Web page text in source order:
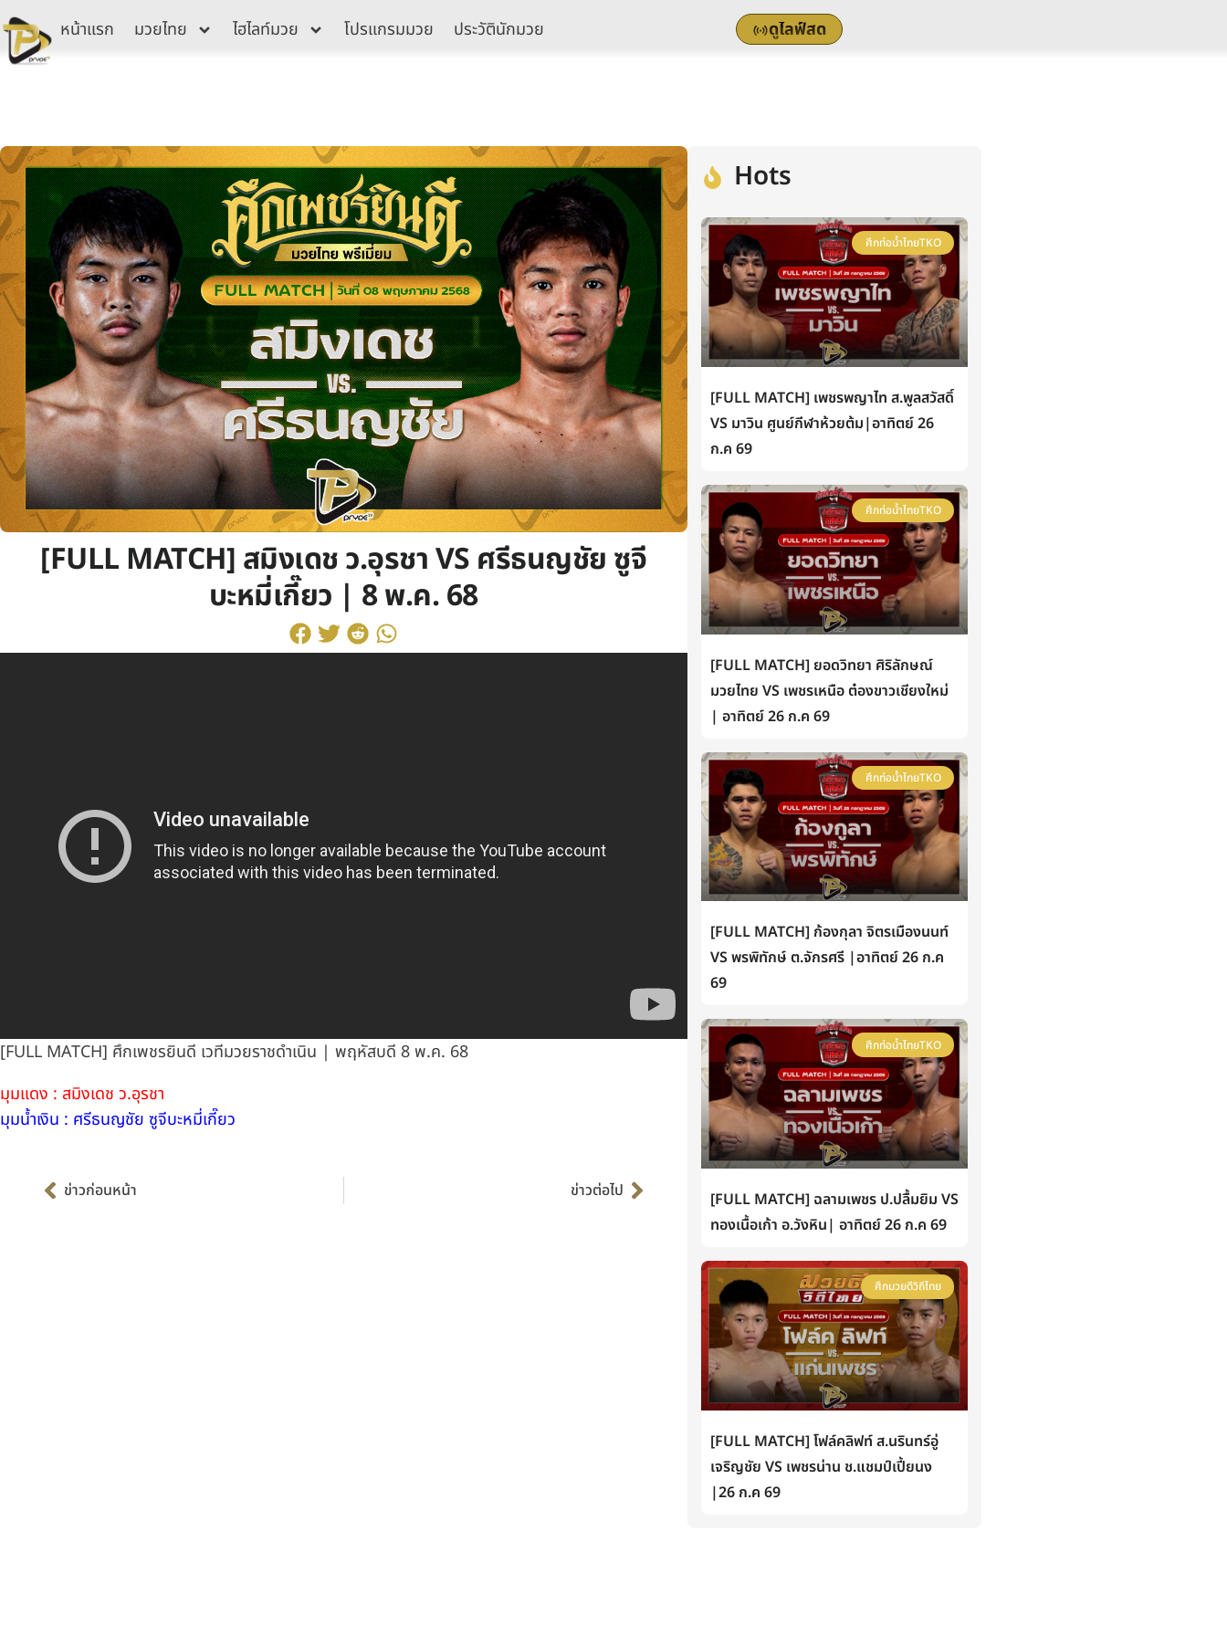
Skip
to
content
หน้าแรก มวยไทย ไฮไลท์มวย โปรแกรมมวย ประวัตินักมวย ดูไลฟ์สด
[FULL MATCH] สมิงเดช ว.อุรชา VS ศรีธนญชัย ซูจี
บะหมี่เกี๊ยว | 8 พ.ค. 68
[FULL MATCH] ศึกเพชรยินดี เวทีมวยราชดำเนิน | พฤหัสบดี 8 พ.ค. 68
มุมแดง : สมิงเดช ว.อุรชา
มุมน้ำเงิน : ศรีธนญชัย ซูจีบะหมี่เกี๊ยว
ข่าวก่อนหน้า ข่าวต่อไป
Hots
ศึกท่อน้ำไทยTKO
[FULL MATCH] เพชรพญาไท ส.พูลสวัสดิ์
VS มาวิน ศูนย์กีฬาห้วยต้ม|อาทิตย์ 26
ก.ค 69
ศึกท่อน้ำไทยTKO
[FULL MATCH] ยอดวิทยา ศิริลักษณ์
มวยไทย VS เพชรเหนือ ต๋องขาวเชียงใหม่
| อาทิตย์ 26 ก.ค 69
ศึกท่อน้ำไทยTKO
[FULL MATCH] ก้องกุลา จิตรเมืองนนท์
VS พรพิทักษ์ ต.จักรศรี |อาทิตย์ 26 ก.ค
69
ศึกท่อน้ำไทยTKO
[FULL MATCH] ฉลามเพชร ป.ปลื้มยิม VS
ทองเนื้อเก้า อ.วังหิน| อาทิตย์ 26 ก.ค 69
ศึกมวยดีวิถีไทย
[FULL MATCH] โฟล์คลิฟท์ ส.นรินทร์อู่
เจริญชัย VS เพชรน่าน ช.แชมป์เปี้ยนง
|26 ก.ค 69